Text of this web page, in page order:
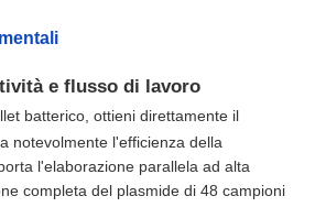
e flusso di lavoro
batterico, ottieni direttamente il
notevolmente l'efficienza della
l'elaborazione parallela ad alta
completa del plasmide di 48 campioni